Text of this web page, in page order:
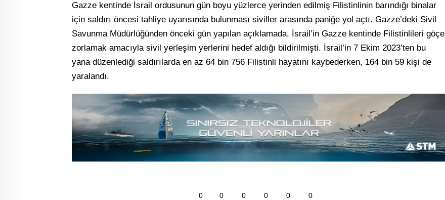
Gazze kentinde İsrail ordusunun gün boyu yüzlerce yerinden edilmiş Filistinlinin barındığı binalar
için saldırı öncesi tahliye uyarısında bulunması siviller arasında paniğe yol açtı. Gazze’deki Sivil
Savunma Müdürlüğünden önceki gün yapılan açıklamada, İsrail’in Gazze kentinde Filistinlileri göçe
zorlamak amacıyla sivil yerleşim yerlerini hedef aldığı bildirilmişti. İsrail’in 7 Ekim 2023’ten bu
yana düzenlediği saldırılarda en az 64 bin 756 Filistinli hayatını kaybederken, 164 bin 59 kişi de
yaralandı.
0 0 0 0 0 0